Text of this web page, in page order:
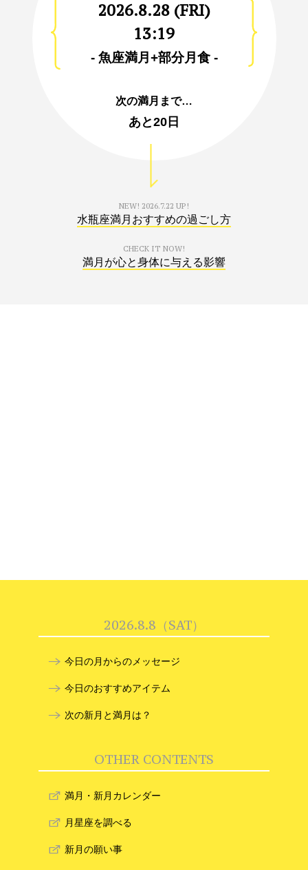
2026.8.28 (FRI)
13:19
- 魚座満月+部分月食 -
次の満月まで…
あと20日
NEW! 2026.7.22 UP!
水瓶座満月おすすめの過ごし方
CHECK IT NOW!
満月が心と身体に与える影響
2026.8.8（SAT）
今日の月からのメッセージ
今日のおすすめアイテム
次の新月と満月は？
OTHER CONTENTS
満月・新月カレンダー
月星座を調べる
新月の願い事